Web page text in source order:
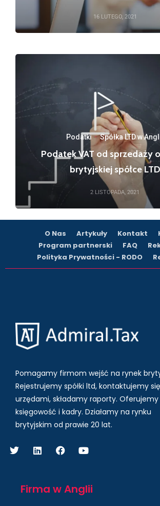
16 LUTEGO, 2021
Podatki·Spółka LTD w
Podatek VAT od sprzedaży
brytyjskiej spółce LTD
2 LISTOPADA, 2021
O Nas Artykuły Kontakt
Program partnerski
FAQ
Polityka Prywatności - RODO
Pomagamy firmom wejść na rynek
Rejestrujemy spółki ltd, kontaktujemy
urzędami, składamy raporty. Oferujemy
księgowość i kadry. Działamy na rynku
brytyjskim od prawie 20 lat.
Firma w Anglii